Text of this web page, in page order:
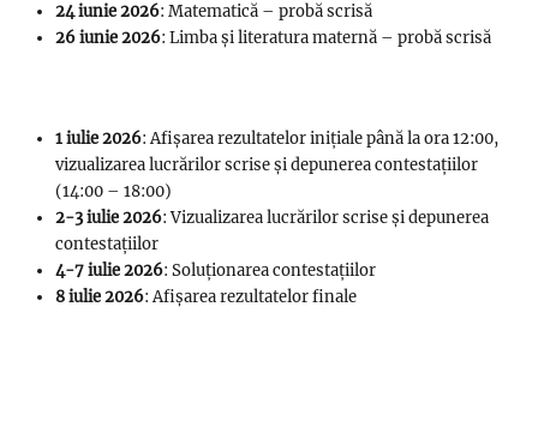
24 iunie 2026: Matematică – probă scrisă
26 iunie 2026: Limba și literatura maternă – probă scrisă
1 iulie 2026: Afișarea rezultatelor inițiale până la ora 12:00,
vizualizarea lucrărilor scrise și depunerea contestațiilor
(14:00 – 18:00)
2-3 iulie 2026: Vizualizarea lucrărilor scrise și depunerea
contestațiilor
4-7 iulie 2026: Soluționarea contestațiilor
8 iulie 2026: Afișarea rezultatelor finale